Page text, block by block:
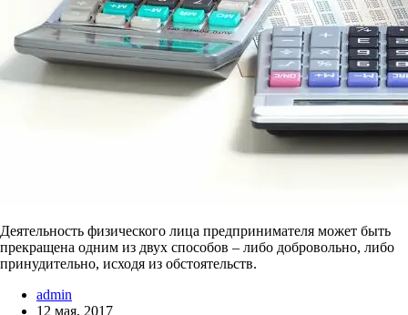
Деятельность физического лица предпринимателя может быть
прекращена одним из двух способов – либо добровольно, либо
принудительно, исходя из обстоятельств.
admin
12 мая, 2017